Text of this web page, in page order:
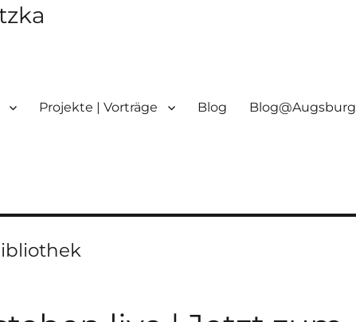
Projekte | Vorträge Blog Blog@Augsburg